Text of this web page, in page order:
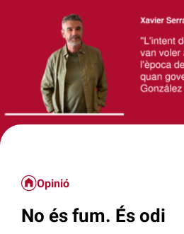
Opinió
No és fum. És odi